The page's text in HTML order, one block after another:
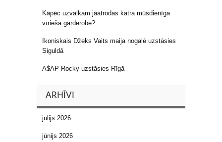
Kāpēc uzvalkam jāatrodas katra mūsdienīga
vīrieša garderobē?
Ikoniskais Džeks Vaits maija nogalē uzstāsies
Siguldā
A$AP Rocky uzstāsies Rīgā
ARHĪVI
jūlijs 2026
jūnijs 2026